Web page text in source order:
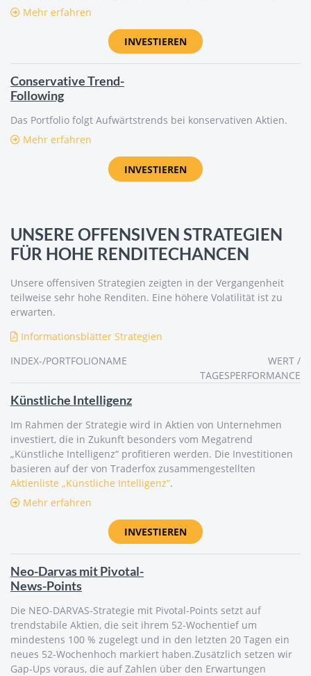
Mehr erfahren
INVESTIEREN
Conservative Trend-
Following
Das Portfolio folgt Aufwärtstrends bei konservativen Aktien.
Mehr erfahren
INVESTIEREN
UNSERE OFFENSIVEN STRATEGIEN
FÜR HOHE RENDITECHANCEN
Unsere offensiven Strategien zeigten in der Vergangenheit
teilweise sehr hohe Renditen. Eine höhere Volatilität ist zu
erwarten.
Informationsblätter Strategien
INDEX-/PORTFOLIONAME
WERT /
TAGESPERFORMANCE
Künstliche Intelligenz
Im Rahmen der Strategie wird in Aktien von Unternehmen
investiert, die in Zukunft besonders vom Megatrend
„Künstliche Intelligenz“ profitieren werden. Die Investitionen
basieren auf der von Traderfox zusammengestellten
Aktienliste „Künstliche Intelligenz“.
Mehr erfahren
INVESTIEREN
Neo-Darvas mit Pivotal-
News-Points
Die NEO-DARVAS-Strategie mit Pivotal-Points setzt auf
trendstabile Aktien, die seit ihrem 52-Wochentief um
mindestens 100 % zugelegt und in den letzten 20 Tagen ein
neues 52-Wochenhoch markiert haben.Zusätzlich setzen wir
Gap-Ups voraus, die auf Zahlen über den Erwartungen